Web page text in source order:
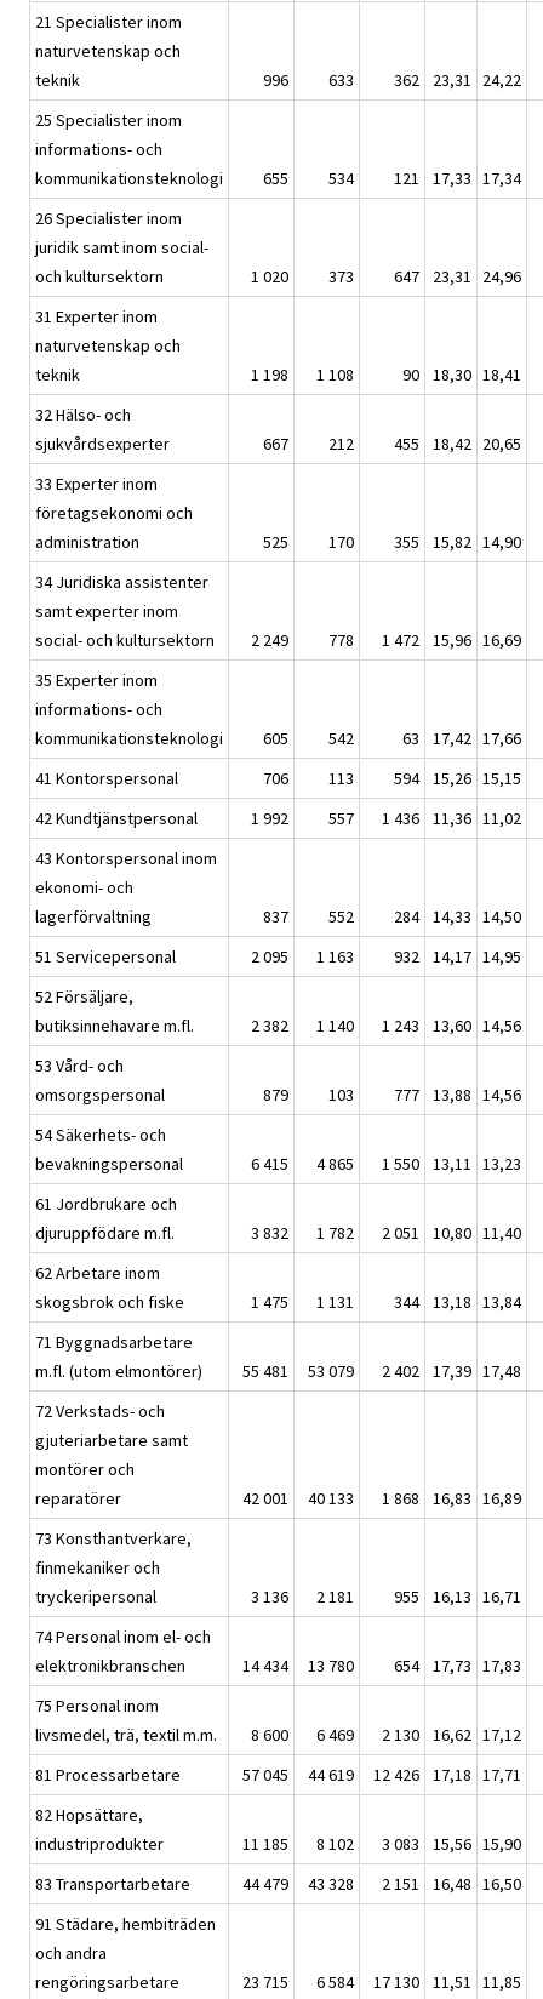
21 Specialister inom
naturvetenskap och
teknik
996 633 362 23,31
24,22
25 Specialister inom
informations- och
kommunikationsteknologi
655 534 121 17,33 17,34
26 Specialister inom
juridik samt inom social-
och kultursektorn
1 020 373 647 23,31
24,96
31 Experter inom
naturvetenskap och
teknik
1 198 1 108 90 18,30 18,41
32 Hälso- och
sjukvårdsexperter
667 212 455 18,42 20,65
33 Experter inom
företagsekonomi och
administration
525 170 355 15,82 14,90
34 Juridiska assistenter
samt experter inom
social- och kultursektorn
2 249 778 1 472 15,96 16,69
35 Experter inom
informations- och
kommunikationsteknologi
605 542 63 17,42 17,66
41 Kontorspersonal
706 113 594 15,26 15,15
42 Kundtjänstpersonal
1 992 557 1 436 11,36 11,02
43 Kontorspersonal inom
ekonomi- och
lagerförvaltning
837 552 284 14,33 14,50
51 Servicepersonal
2 095 1 163 932 14,17 14,95
52 Försäljare,
butiksinnehavare m.fl.
2 382 1 140 1 243 13,60 14,56
53 Vård- och
omsorgspersonal
879 103 777 13,88 14,56
54 Säkerhets- och
bevakningspersonal
6 415 4 865 1 550 13,11 13,23
61 Jordbrukare och
djuruppfödare m.fl.
3 832 1 782 2 051 10,80 11,40
62 Arbetare inom
skogsbrok och fiske
1 475 1 131 344 13,18 13,84
71 Byggnadsarbetare
m.fl. (utom elmontörer)
55 481 53 079 2 402 17,39 17,48
72 Verkstads- och
gjuteriarbetare samt
montörer och
reparatörer
42 001 40 133 1 868 16,83 16,89
73 Konsthantverkare,
finmekaniker och
tryckeripersonal
3 136 2 181 955 16,13 16,71
74 Personal inom el- och
elektronikbranschen
14 434 13 780 654 17,73 17,83
75 Personal inom
livsmedel, trä, textil m.m.
8 600 6 469 2 130 16,62 17,12
81 Processarbetare
57 045 44 619 12 426 17,18 17,71
82 Hopsättare,
industriprodukter
11 185 8 102 3 083 15,56 15,90
83 Transportarbetare
44 479 43 328 2 151 16,48 16,50
91 Städare, hembiträden
och andra
rengöringsarbetare
23 715 6 584 17 130 11,51 11,85